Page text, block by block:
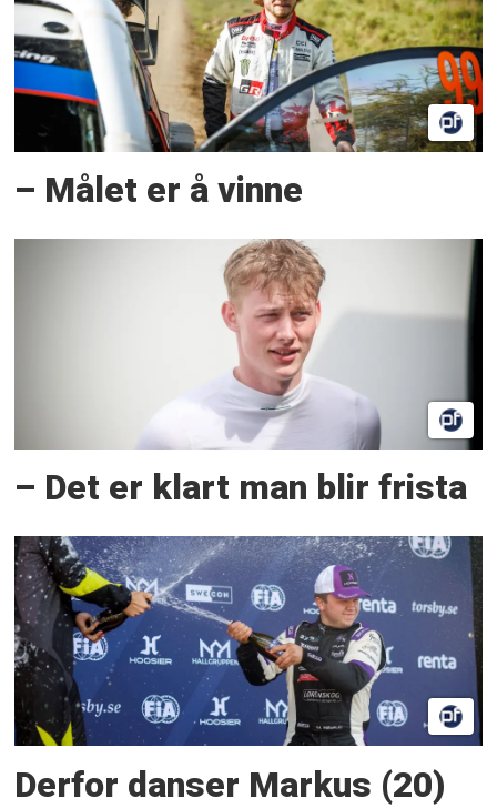
– Målet er å vinne
– Det er klart man blir frista
Derfor danser Markus (20)